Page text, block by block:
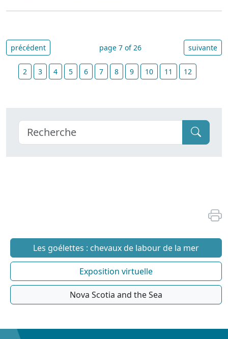
précédent page 7 of 26 suivante
2 3 4 5 6 7 8 9 10 11 12
Les goélettes : chevaux de labour de la mer
Exposition virtuelle
Nova Scotia and the Sea